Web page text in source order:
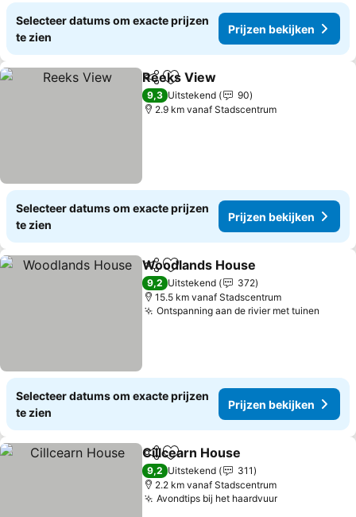
Selecteer datums om exacte prijzen
te zien
Prijzen bekijken
DelenToevoegen aan favorieten
Reeks View
9,3 Uitstekend
90
2.9 km vanaf Stadscentrum
Selecteer datums om exacte prijzen
te zien
Prijzen bekijken
DelenToevoegen aan favorieten
Woodlands House
9,2 Uitstekend
372
15.5 km vanaf Stadscentrum
Ontspanning aan de rivier met tuinen
Selecteer datums om exacte prijzen
te zien
Prijzen bekijken
DelenToevoegen aan favorieten
Cillcearn House
9,2 Uitstekend
311
2.2 km vanaf Stadscentrum
Avondtips bij het haardvuur